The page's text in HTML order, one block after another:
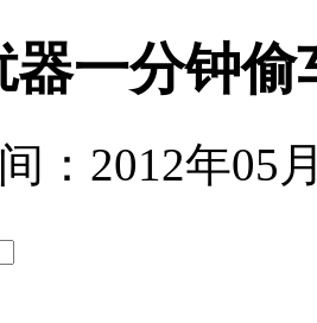
器一分钟
：2012年05